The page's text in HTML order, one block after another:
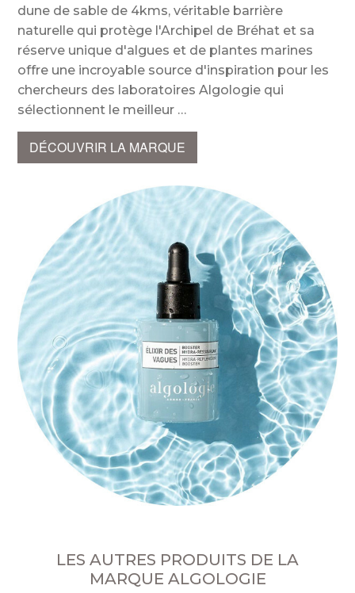
dune de sable de 4kms, véritable barrière
naturelle qui protège l'Archipel de Bréhat et sa
réserve unique d'algues et de plantes marines
offre une incroyable source d'inspiration pour les
chercheurs des laboratoires Algologie qui
sélectionnent le meilleur
DÉCOUVRIR LA MARQUE
LES AUTRES PRODUITS DE LA
MARQUE ALGOLOGIE